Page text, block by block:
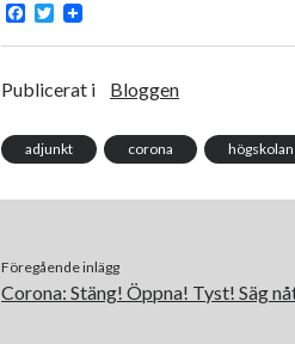
F
c
b
k
T
i
t
Publicerat i Bloggen
adjunkt corona högskolan
Föregående inlägg
Corona: Stäng! Öppna! Tyst! Säg